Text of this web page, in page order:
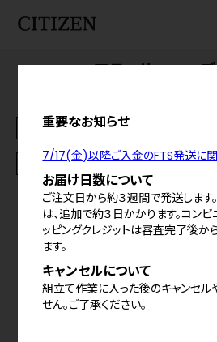
お気に入り
カート
特定商取引法に基づく表示
プライバシーポリシー
ご利用規約
アテッサ FTSエデ
基本仕様
お知らせ重要なお知らせ
7/17(金)以降ご入金のFTS発送に関
お届け日数について
ご注文日から約３週間で発送します
は、追加で約３日かかります。コン
ッピングクレジットは審査完了後か
ます。
キャンセルについて
組立て作業に入った後のキャンセ
せん。ご了承ください。